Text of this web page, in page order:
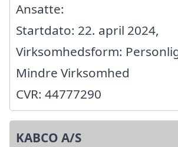
Ansatte:
Startdato: 22. april 2024,
Virksomhedsform:
Mindre Virksomhed
CVR: 44777290
KABCO A/S